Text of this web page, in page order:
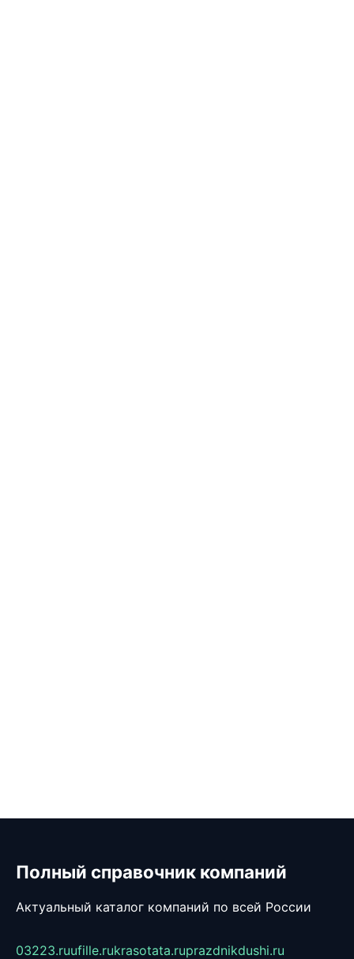
Полный справочник компаний
Актуальный каталог компаний по всей России
03223.ruufille.rukrasotata.ruprazdnikdushi.ru